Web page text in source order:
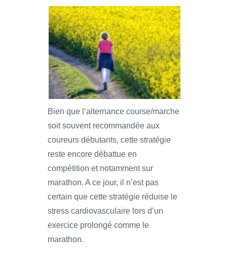
Bien que l’alternance course/marche
soit souvent recommandée aux
coureurs débutants, cette stratégie
reste encore débattue en
compétition et notamment sur
marathon. A ce jour, il n’est pas
certain que cette stratégie réduise le
stress cardiovasculaire lors d’un
exercice prolongé comme le
marathon.